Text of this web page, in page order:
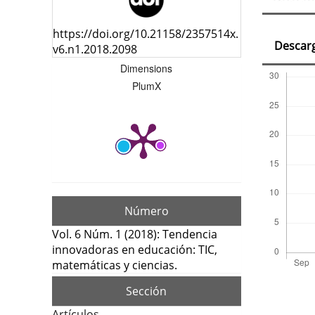
https://doi.org/10.21158/2357514x.
v6.n1.2018.2098
Dimensions
PlumX
Número
Vol. 6 Núm. 1 (2018): Tendencia
innovadoras en educación: TIC,
matemáticas y ciencias.
Sección
del